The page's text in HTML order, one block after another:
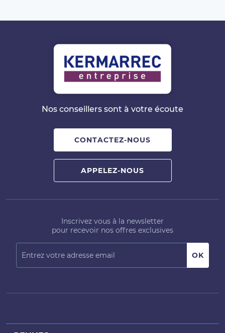
Nos conseillers sont à votre écoute
CONTACTEZ-NOUS
APPELEZ-NOUS
Inscrivez vous à la newsletter
pour recevoir nos offres exclusives